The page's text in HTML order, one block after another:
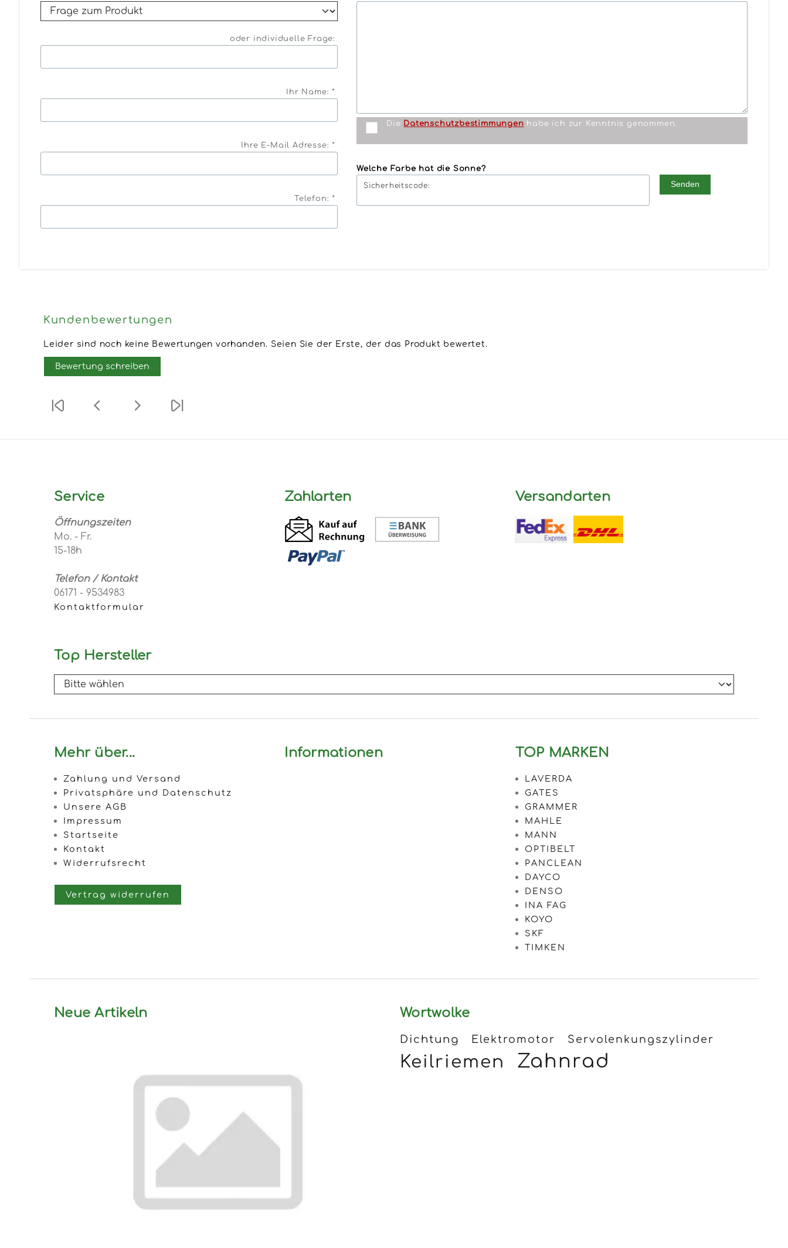
oder individuelle Frage:
Ihr Name: *
Ihre E-Mail Adresse: *
Telefon: *
Die Datenschutzbestimmungen habe ich zur Kenntnis genommen.
Sicherheitscode:
Welche Farbe hat die Sonne?
Senden
Kundenbewertungen
Leider sind noch keine Bewertungen vorhanden. Seien Sie der Erste, der das Produkt bewertet.
Bewertung schreiben
Service
Öffnungszeiten
Mo. - Fr.
15-18h
Telefon / Kontakt
06171 - 9534983
Kontaktformular
Zahlarten Versandarten
Top Hersteller
Mehr über...
Zahlung und Versand
Privatsphäre und Datenschutz
Unsere AGB
Impressum
Startseite
Kontakt
Widerrufsrecht
Vertrag widerrufen
Informationen TOP MARKEN
LAVERDA
GATES
GRAMMER
MAHLE
MANN
OPTIBELT
PANCLEAN
DAYCO
DENSO
INA FAG
KOYO
SKF
TIMKEN
Neue Artikeln Wortwolke
Dichtung Elektromotor Servolenkungszylinder
Keilriemen Zahnrad